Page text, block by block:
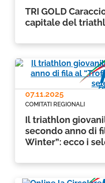
TRI GOLD
capitale del
07.11.2025
COMITATI REGIONALI
Il triathlon
secondo anno di
Winter”: ecco i